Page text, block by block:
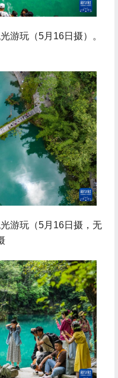
玩（5月16日摄）。
游玩（5月16日摄，无